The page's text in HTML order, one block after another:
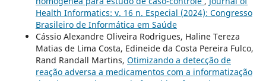
Health Informatics: v. 16 n. Especial (2024): Congresso
Brasileiro de Informática em Saúde
Cássio Alexandre Oliveira Rodrigues, Haline Tereza
Matias de Lima Costa, Edineide da Costa Pereira Fulco,
Rand Randall Martins, Otimizando a detecção de
reação adversa a medicamentos com a informatização